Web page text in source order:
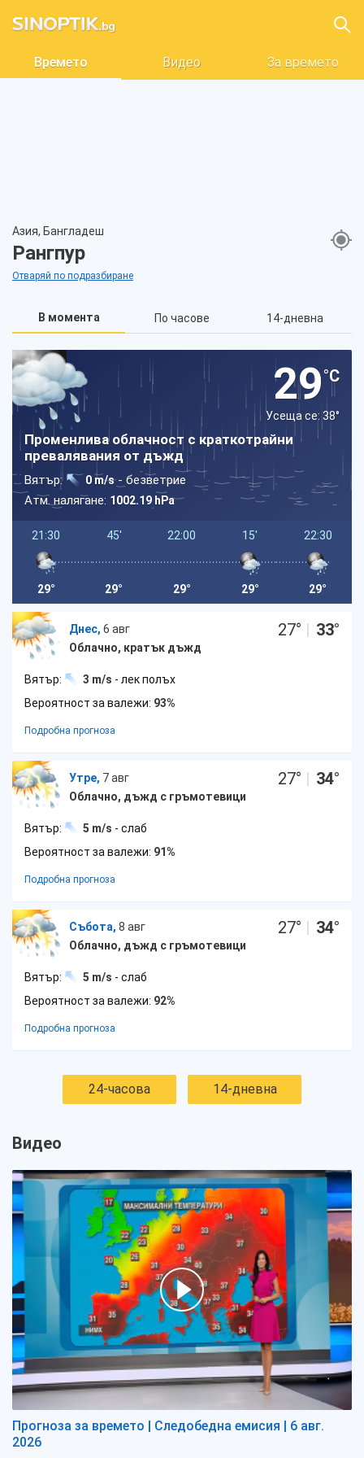
Времето Видео За времето
Азия, Бангладеш
Рангпур
Отваряй по подразбиране
В момента По часове 14-дневна
29°C
Усеща се: 38°
Променлива облачност с краткотрайни
превалявания от дъжд
Вятър: 0 m/s- безветрие
Атм. налягане: 1002.19 hPa
21:30
29°
45'
29°
22:00
29°
15'
29°
22:30
29°
Днес, 6 авг
Облачно, кратък дъжд
27° | 33°
Вятър: 3 m/s - лек полъх
Вероятност за валежи: 93%
Подробна прогноза
Утре, 7 авг
Облачно, дъжд с гръмотевици
27° | 34°
Вятър: 5 m/s - слаб
Вероятност за валежи: 91%
Подробна прогноза
Събота, 8 авг
Облачно, дъжд с гръмотевици
27° | 34°
Вятър: 5 m/s - слаб
Вероятност за валежи: 92%
Подробна прогноза
24-часова 14-дневна
Видео
Прогноза за времето | Следобедна емисия | 6 авг.
2026